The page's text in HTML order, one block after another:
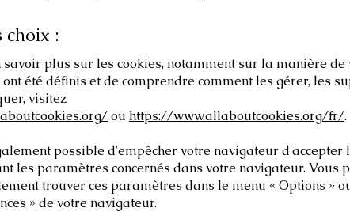
choix :
savoir plus sur les cookies, notamment sur la manière
ont été définis et de comprendre comment les gérer, les
visitez
ou https://www.allaboutcookies.org/fr/.
possible d'empêcher votre navigateur d'accepter
les paramètres concernés dans votre navigateur. Vous
trouver ces paramètres dans le menu « Options »
» de votre navigateur.